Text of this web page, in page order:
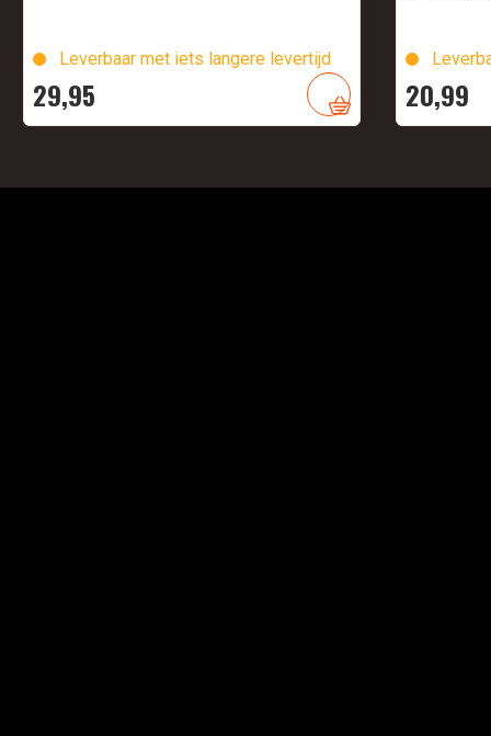
Leverbaar met iets langere levertijd
29,95 20,99